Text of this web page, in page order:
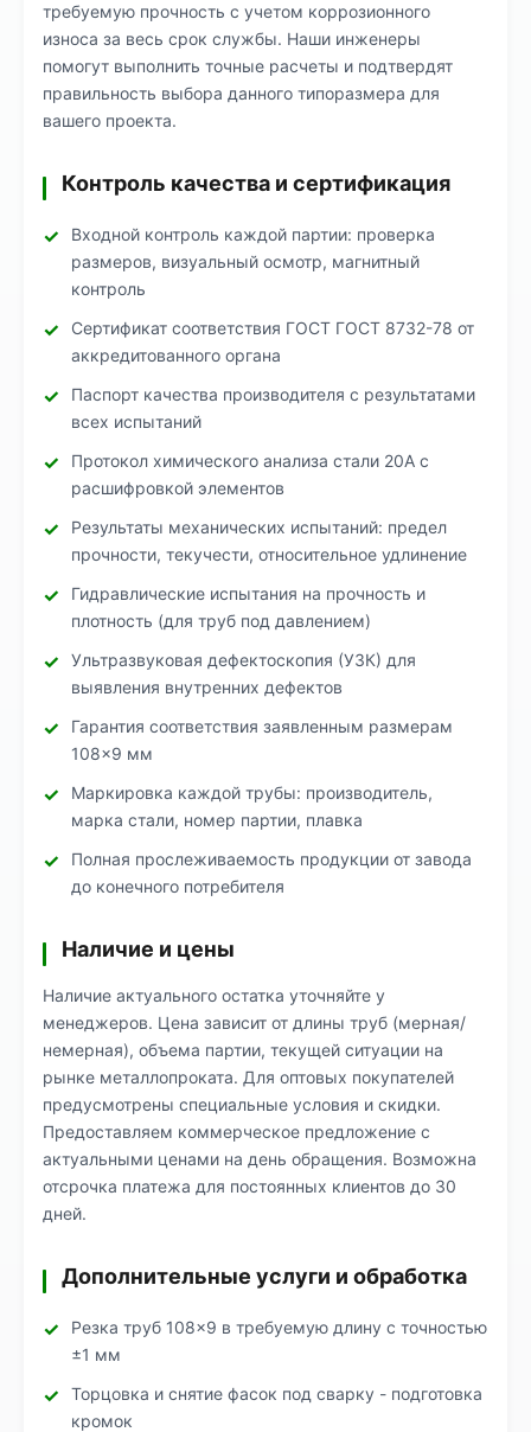
требуемую прочность с учетом коррозионного
износа за весь срок службы. Наши инженеры
помогут выполнить точные расчеты и подтвердят
правильность выбора данного типоразмера для
вашего проекта.
Контроль качества и сертификация
Входной контроль каждой партии: проверка
размеров, визуальный осмотр, магнитный
контроль
Сертификат соответствия ГОСТ ГОСТ 8732-78 от
аккредитованного органа
Паспорт качества производителя с результатами
всех испытаний
Протокол химического анализа стали 20А с
расшифровкой элементов
Результаты механических испытаний: предел
прочности, текучести, относительное удлинение
Гидравлические испытания на прочность и
плотность (для труб под давлением)
Ультразвуковая дефектоскопия (УЗК) для
выявления внутренних дефектов
Гарантия соответствия заявленным размерам
108×9 мм
Маркировка каждой трубы: производитель,
марка стали, номер партии, плавка
Полная прослеживаемость продукции от завода
до конечного потребителя
Наличие и цены
Наличие актуального остатка уточняйте у
менеджеров. Цена зависит от длины труб (мерная/
немерная), объема партии, текущей ситуации на
рынке металлопроката. Для оптовых покупателей
предусмотрены специальные условия и скидки.
Предоставляем коммерческое предложение с
актуальными ценами на день обращения. Возможна
отсрочка платежа для постоянных клиентов до 30
дней.
Дополнительные услуги и обработка
Резка труб 108×9 в требуемую длину с точностью
±1 мм
Торцовка и снятие фасок под сварку - подготовка
кромок